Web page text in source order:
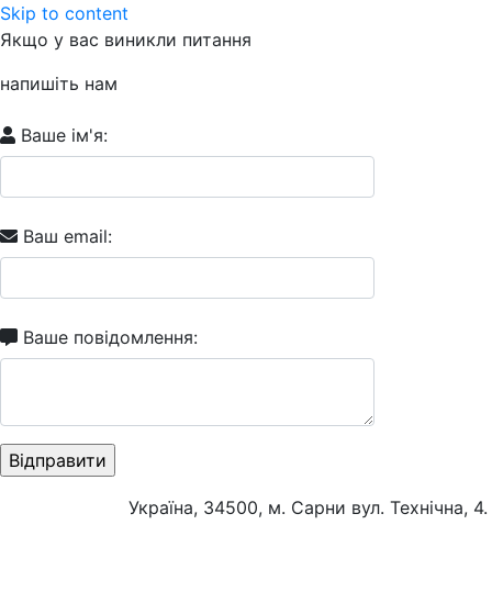
Skip to content
Якщо у вас виникли питання
напишіть нам
Ваше ім'я:
Ваш email:
Ваше повідомлення:
Україна, 34500, м. Сарни вул. Технічна, 4.